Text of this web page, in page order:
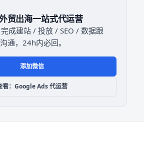
贸出海一站式代运营
成建站 / 投放 / SEO / 数据跟
通，24h内必回。
添加微信
看：Google Ads 代运营